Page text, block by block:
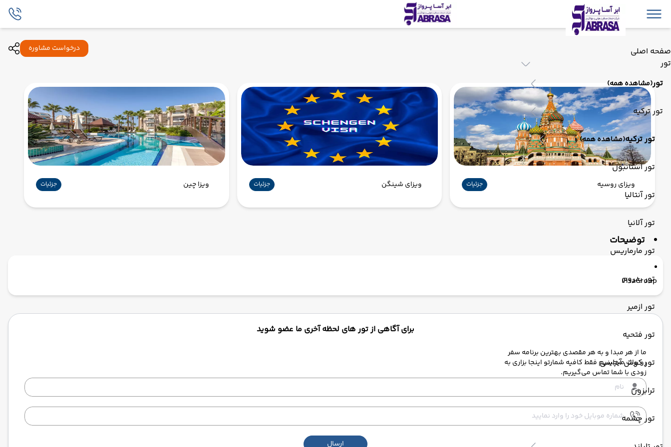
صفحه اصلی
تور
تور(مشاهده همه)
تور ترکیه
تور ترکیه(مشاهده همه)
تور استانبول
تور آنتالیا
تور آلانیا
تور مارماریس
تور بدروم
تور ازمیر
تور فتحیه
تور کوش آداسی
ترابزون
تور چشمه
درخواست مشاوره
ویزای روسیه جزئیات ویزای شینگن جزئیات ویزا چین جزئیات
توضیحات
visaGroup
برای آگاهی از تور های لحظه آخری ما عضو شوید
ما از هر مبدا و به هر مقصدی بهترین برنامه سفر
رو برات میچینیم فقط کافیه شمارتو اینجا بزاری به
زودی با شما تماس می‌گیریم.
ارسال